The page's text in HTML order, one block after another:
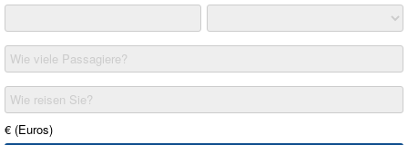
Wie viele Passagiere?
Wie reisen Sie?
€ (Euros)